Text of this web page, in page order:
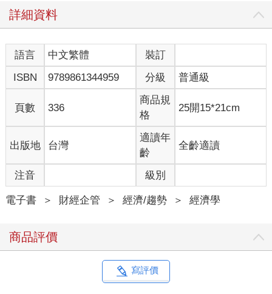
計」「財務」「人事組織」「調度控管」等不同領域，詳細的理
問「系統化」，需要耗費漫長的時光，經過一次又一次的探討才
行。越新的學問，內容也越龐雜混亂。
行為經濟學就是最具代表性的例子。
那麼，以往學習行為經濟學的人是怎麼做的？老實說，他們也只
能學習一個一個片斷的理論，無法深入理解，因此不少人認為行
有鑑於此，本書會先闡明「行為經濟學的本質」。再根據本質，
將行為經濟學分為「認知習性」「狀況」「情緒」這三大領域，
依照我過去的教學經驗，用這種方式學習最有效果。
那麼，到底什麼是「行為經濟學的本質」？
簡單講就是：
人類的行為不管是有意的還是無意的，一定都是決策產生的結
果。我們的大腦決定要做某件事情，所以我們才採取行動。而人
類的行為不見得都是理性的，應該說，人類是一種「專門做不理
詳細資料
語言 中文繁體
裝訂
ISBN
9789861344959 分級 普通級
頁數 336
商品規
格
25開15*21cm
出版地 台灣
適讀年
齡
全齡適讀
注音 級別
電子書 ＞ 財經企管 ＞ 經濟/趨勢 ＞ 經濟學
商品評價
寫評價